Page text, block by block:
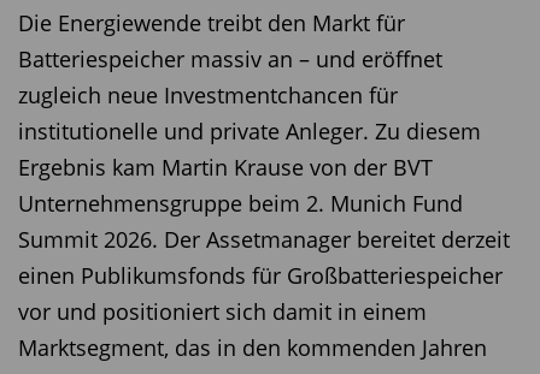
Die Energiewende treibt den Markt für
Batteriespeicher massiv an – und eröffnet
zugleich neue Investmentchancen für
institutionelle und private Anleger. Zu diesem
Ergebnis kam Martin Krause von der BVT
Unternehmensgruppe beim 2. Munich Fund
Summit 2026. Der Assetmanager bereitet derzeit
einen Publikumsfonds für Großbatteriespeicher
vor und positioniert sich damit in einem
Marktsegment, das in den kommenden Jahren